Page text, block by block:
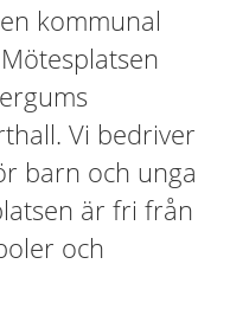
kommunal
Vi bedriver
barn och unga
är fri från
och